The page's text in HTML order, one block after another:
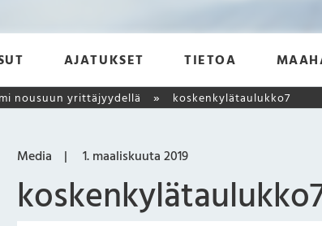
AJATUKSET TIETOA
nousuun yrittäjyydellä koskenkylätaulukko7
Media 1. maaliskuuta 2019